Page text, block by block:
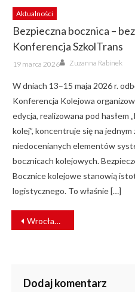
Aktualności
Bezpieczna bocznica –
Konferencja SzkolTrans
Posted
on
19 marca 2026 Author
Zuzanna Rabinek
W dniach 13–15 maja 2026 r.
Konferencja Kolejowa
edycja, realizowana pod hasłem
kolej”, koncentruje się na
niedocenianych elementów
bocznicach kolejowych.
Bocznice kolejowe stanowią
logistycznego. To właśnie […]
NAWIGACJA
WPISU
Wrocławscy kontrolerzy i kierowcy MPK biorą udział w szkoleniach z samoobrony
Dodaj komentarz